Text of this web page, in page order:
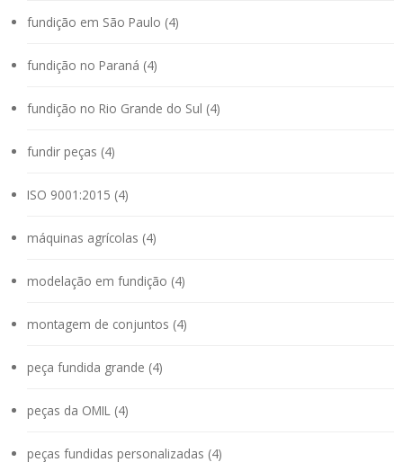
fundição em São Paulo (4)
fundição no Paraná (4)
fundição no Rio Grande do Sul (4)
fundir peças (4)
ISO 9001:2015 (4)
máquinas agrícolas (4)
modelação em fundição (4)
montagem de conjuntos (4)
peça fundida grande (4)
peças da OMIL (4)
peças fundidas personalizadas (4)